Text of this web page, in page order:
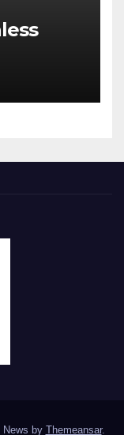
News by Themeansar.